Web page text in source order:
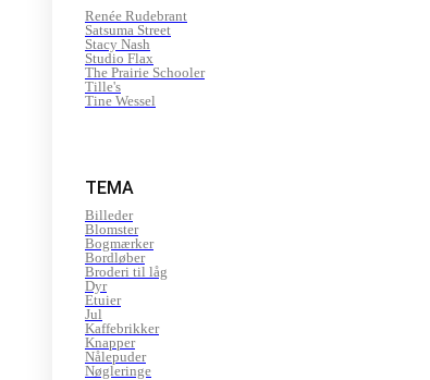
Renée Rudebrant
Satsuma Street
Stacy Nash
Studio Flax
The Prairie Schooler
Tille's
Tine Wessel
TEMA
Billeder
Blomster
Bogmærker
Bordløber
Broderi til låg
Dyr
Etuier
Jul
Kaffebrikker
Knapper
Nålepuder
Nøgleringe